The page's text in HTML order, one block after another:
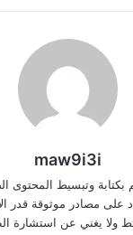
maw9i3i
بكتابة وتبسيط المحتوى
على مصادر موثوقة قدر
ولا يغني عن استشارة